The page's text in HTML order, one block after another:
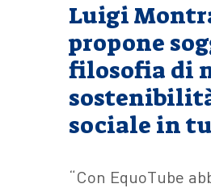
Luigi
propone
filosofia di
sociale in
“Con EquoTube